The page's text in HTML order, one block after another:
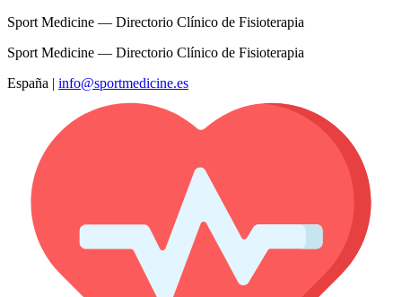
Sport Medicine — Directorio Clínico de Fisioterapia
Sport Medicine — Directorio Clínico de Fisioterapia
España | info@sportmedicine.es